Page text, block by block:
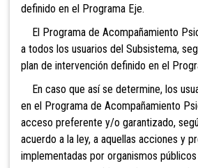
definido en el Programa Eje.
El Programa de Acompañamiento
a todos los usuarios del Subsistema,
plan de intervención definido en el
En caso que así se determine, los
en el Programa de Acompañamiento
acceso preferente y/o garantizado,
acuerdo a la ley, a aquellas acciones y
implementadas por organismos